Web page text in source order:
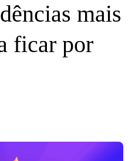
mais
ficar por